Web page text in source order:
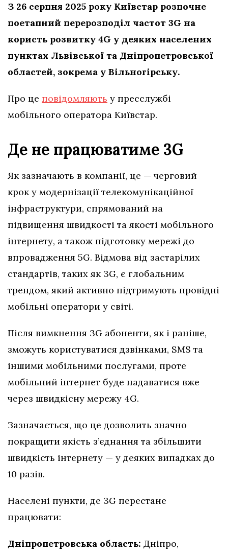
З 26 серпня 2025 року Київстар розпочне
поетапний перерозподіл частот 3G на
користь розвитку 4G у деяких населених
пунктах Львівської та Дніпропетровської
областей, зокрема у Вільногірську.
Про це повідомляють у пресслужбі
мобільного оператора Київстар.
Де не працюватиме 3G
Як зазначають в компанії, це — черговий
крок у модернізації телекомунікаційної
інфраструктури, спрямований на
підвищення швидкості та якості мобільного
інтернету, а також підготовку мережі до
впровадження 5G. Відмова від застарілих
стандартів, таких як 3G, є глобальним
трендом, який активно підтримують провідні
мобільні оператори у світі.
Після вимкнення 3G абоненти, як і раніше,
зможуть користуватися дзвінками, SMS та
іншими мобільними послугами, проте
мобільний інтернет буде надаватися вже
через швидкісну мережу 4G.
Зазначається, що це дозволить значно
покращити якість з’єднання та збільшити
швидкість інтернету — у деяких випадках до
10 разів.
Населені пункти, де 3G перестане
працювати:
Дніпропетровська область: Дніпро,